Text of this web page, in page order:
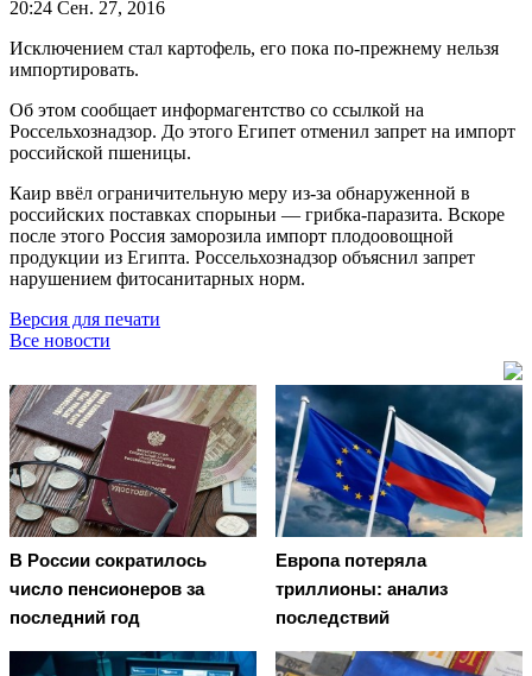
20:24 Сен. 27, 2016
Исключением стал картофель, его пока по-прежнему нельзя
импортировать.
Об этом сообщает информагентство со ссылкой на
Россельхознадзор. До этого Египет отменил запрет на импорт
российской пшеницы.
Каир ввёл ограничительную меру из-за обнаруженной в
российских поставках спорыньи — грибка-паразита. Вскоре
после этого Россия заморозила импорт плодоовощной
продукции из Египта. Россельхознадзор объяснил запрет
нарушением фитосанитарных норм.
Версия для печати
Все новости
В России сократилось
число пенсионеров за
последний год
Европа потеряла
триллионы: анализ
последствий